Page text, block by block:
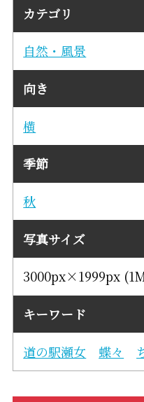
カテゴリ
自然・風景
向き
横
季節
秋
写真サイズ
3000px×1999px
キーワード
道の駅瀬女 蝶々